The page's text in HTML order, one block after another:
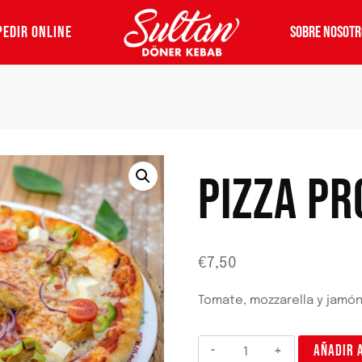
ONLINE SOBRE
PIZZA
€7,50
Tomate, mozzarella y
Pizza
AÑADIR